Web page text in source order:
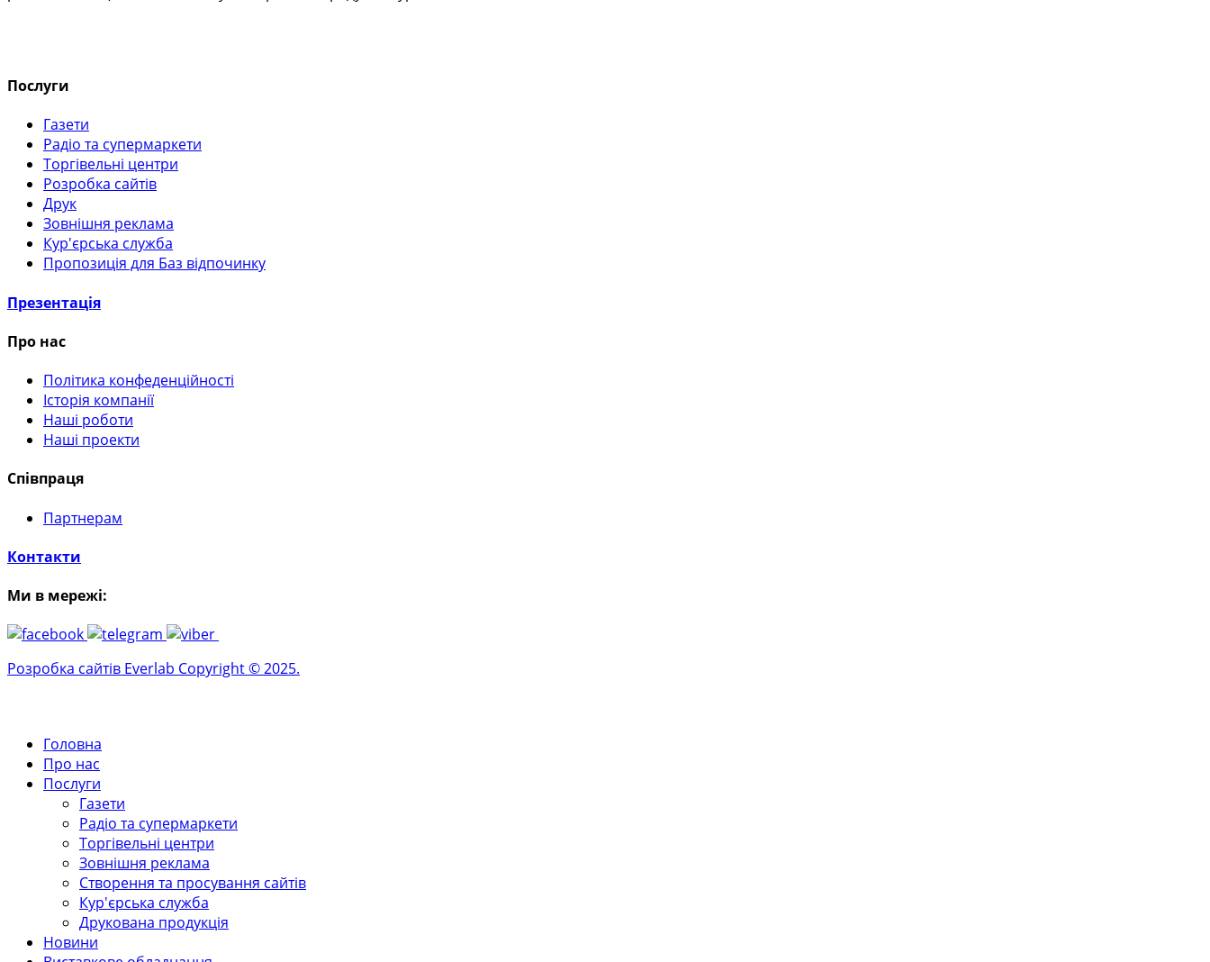
Послуги
Газети
Радіо та супермаркети
Торгівельні центри
Розробка сайтів
Друк
Зовнішня реклама
Кур'єрська служба
Пропозиція для Баз відпочинку
Презентація
Про нас
Політика конфеденційності
Історія компанії
Наші роботи
Наші проекти
Співпраця
Партнерам
Контакти
Ми в мережі:
Розробка сайтів Everlab Copyright © 2025.
Головна
Про нас
Послуги
Газети
Радіо та супермаркети
Торгівельні центри
Зовнішня реклама
Створення та просування сайтів
Кур'єрська служба
Друкована продукція
Новини